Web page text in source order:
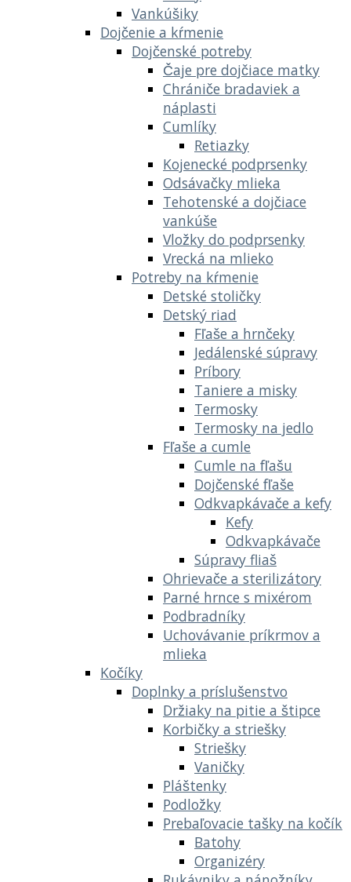
Vankúšiky
Dojčenie a kŕmenie
Dojčenské potreby
Čaje pre dojčiace matky
Chrániče bradaviek a
náplasti
Cumlíky
Retiazky
Kojenecké podprsenky
Odsávačky mlieka
Tehotenské a dojčiace
vankúše
Vložky do podprsenky
Vrecká na mlieko
Potreby na kŕmenie
Detské stoličky
Detský riad
Fľaše a hrnčeky
Jedálenské súpravy
Príbory
Taniere a misky
Termosky
Termosky na jedlo
Fľaše a cumle
Cumle na fľašu
Dojčenské fľaše
Odkvapkávače a kefy
Kefy
Odkvapkávače
Súpravy fliaš
Ohrievače a sterilizátory
Parné hrnce s mixérom
Podbradníky
Uchovávanie príkrmov a
mlieka
Kočíky
Doplnky a príslušenstvo
Držiaky na pitie a štipce
Korbičky a striešky
Striešky
Vaničky
Pláštenky
Podložky
Prebaľovacie tašky na kočík
Batohy
Organizéry